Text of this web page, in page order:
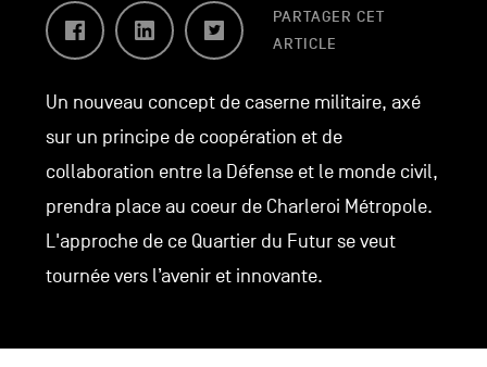
FacebookLinkedInTwitter
PARTAGER CET
ARTICLE
Un nouveau concept de caserne militaire, axé
sur un principe de coopération et de
collaboration entre la Défense et le monde civil,
prendra place au coeur de Charleroi Métropole.
L'approche de ce Quartier du Futur se veut
tournée vers l’avenir et innovante.